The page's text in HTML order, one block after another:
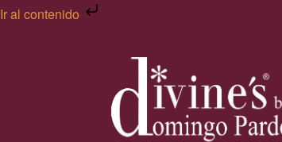
Ir al contenido